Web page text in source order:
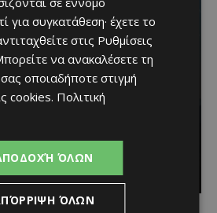
στον
τον σκύλο
τις Περσείδες
August 7, 2026
για συγκατάθεση· έχετε το
στις Ρυθμίσεις
να ανακαλέσετε τη
οποιαδήποτε στιγμή
cookies. Πολιτική
ΌΛΩΝ
ΌΛΩΝ